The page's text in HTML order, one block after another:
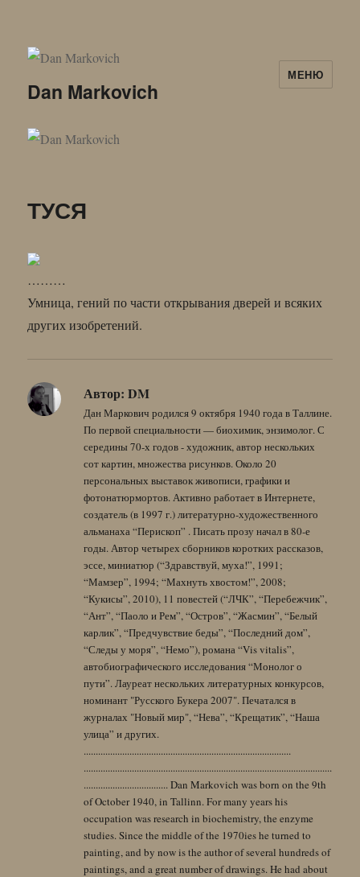
Dan Markovich
МЕНЮ
ТУСЯ
………
Умница, гений по части открывания дверей и всяких
других изобретений.
Автор: DM
Дан Маркович родился 9 октября 1940 года в Таллине.
По первой специальности — биохимик, энзимолог. С
середины 70-х годов - художник, автор нескольких
сот картин, множества рисунков. Около 20
персональных выставок живописи, графики и
фотонатюрмортов. Активно работает в Интернете,
создатель (в 1997 г.) литературно-художественного
альманаха “Перископ” . Писать прозу начал в 80-е
годы. Автор четырех сборников коротких рассказов,
эссе, миниатюр (“Здравствуй, муха!”, 1991;
“Мамзер”, 1994; “Махнуть хвостом!”, 2008;
“Кукисы”, 2010), 11 повестей (“ЛЧК”, “Перебежчик”,
“Ант”, “Паоло и Рем”, “Остров”, “Жасмин”, “Белый
карлик”, “Предчувствие беды”, “Последний дом”,
“Следы у моря”, “Немо”), романа “Vis vitalis”,
автобиографического исследования “Монолог о
пути”. Лауреат нескольких литературных конкурсов,
номинант "Русского Букера 2007". Печатался в
журналах "Новый мир", “Нева”, “Крещатик”, “Наша
улица” и других.
......................................................................................
.......................................................................................................
................................... Dan Markovich was born on the 9th
of October 1940, in Tallinn. For many years his
occupation was research in biochemistry, the enzyme
studies. Since the middle of the 1970ies he turned to
painting, and by now is the author of several hundreds of
paintings, and a great number of drawings. He had about